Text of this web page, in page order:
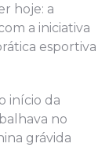
hoje: a
a iniciativa
esportiva
início da
no
grávida